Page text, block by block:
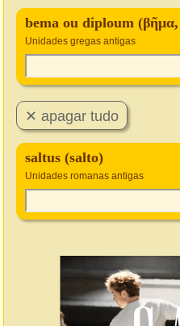
bema ou diploum
Unidades gregas antigas
saltus (salto)
Unidades romanas antigas